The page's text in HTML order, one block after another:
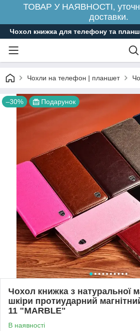
ТОВАР У НАЯВНОСТІ,
доставки.
Чохол книжка для телефону та
Чохли на телефон | планшет
–30% Подарунок
Чохол книжка з натуральної
шкіри протиударний
11 "MARBLE"
В наявності